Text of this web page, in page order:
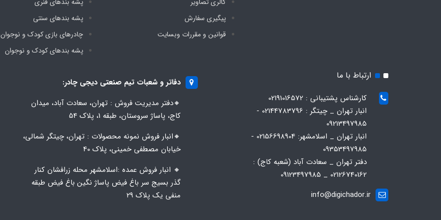
پیگیری سفارش
قوانین و مقررات وبسایت
پشه‌ بندهای سنتی
چادرهای بازی کودک و نوجوان
پشه‌ بندهای کودک و نوجوان
ارتباط با ما
کارشناس پشتیبانی : 02191016572
انبار تهران _ چیتگر : 02144783796 -
09213497985
انبار تهران _ اسلامشهر: 02156698904 -
09353497985
دفتر تهران _ سعادت آباد (شعبه کاج) :
02126740162 _ 09123497985
info@digichador.ir
دفاتر و شعبات تیم صنعتی دیجی چادر:
🔸️​​دفتر مدیریت فروش : تهران، سعادت آباد، میدان
کاج، پاساژ سروستان، طبقه 1، پلاک 54
🔸️​​انبار فروش نمونه محصولات : تهران، چیتگر شمالی،
خیابان مصطفی خمینی، پلاک 40
🔸️ انبار فروش عمده :اسلامشهر محله زرافشان کنار
گذر بسیج سر باغ فیض پاساژ نگین باغ فیض طبقه
منفی یک پلاک ۲۹